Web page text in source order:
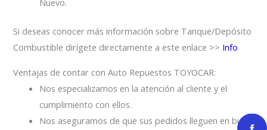
Si deseas conocer más información sobre Tanque/Depósito
Combustible dirígete directamente a este enlace >> Info
Ventajas de contar con Auto Repuestos TOYOCAR:
Nos especializamos en la atención al cliente y el
cumplimiento con ellos.
Nos aseguramos de que sus pedidos lleguen en buen